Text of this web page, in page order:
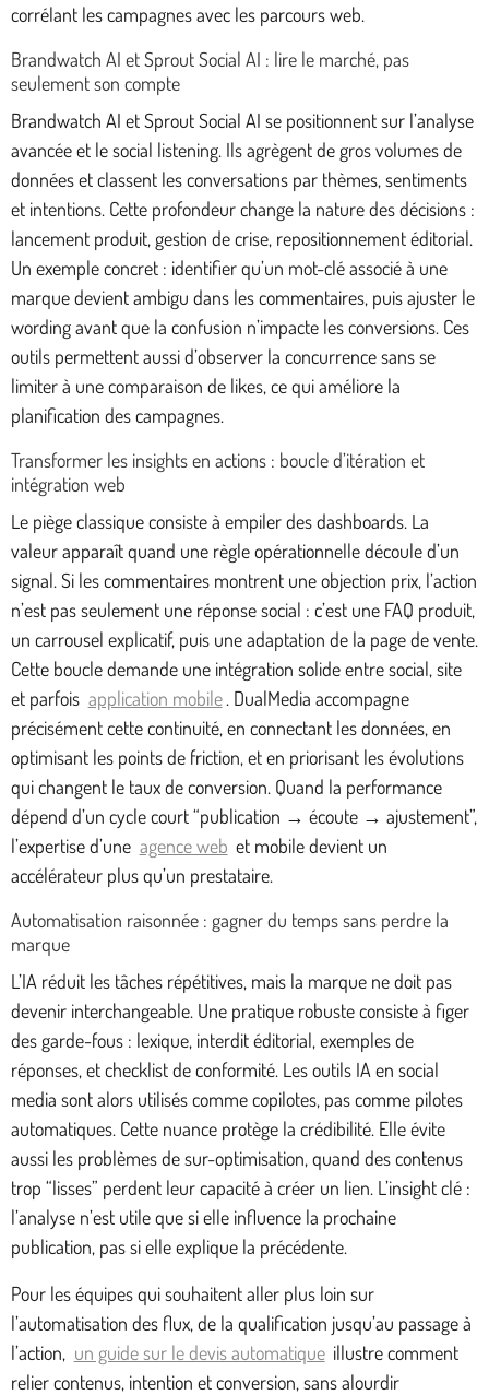
corrélant les campagnes avec les parcours web.
Brandwatch AI et Sprout Social AI : lire le marché, pas
seulement son compte
Brandwatch AI et Sprout Social AI se positionnent sur l’analyse
avancée et le social listening. Ils agrègent de gros volumes de
données et classent les conversations par thèmes, sentiments
et intentions. Cette profondeur change la nature des décisions :
lancement produit, gestion de crise, repositionnement éditorial.
Un exemple concret : identifier qu’un mot-clé associé à une
marque devient ambigu dans les commentaires, puis ajuster le
wording avant que la confusion n’impacte les conversions. Ces
outils permettent aussi d’observer la concurrence sans se
limiter à une comparaison de likes, ce qui améliore la
planification des campagnes.
Transformer les insights en actions : boucle d’itération et
intégration web
Le piège classique consiste à empiler des dashboards. La
valeur apparaît quand une règle opérationnelle découle d’un
signal. Si les commentaires montrent une objection prix, l’action
n’est pas seulement une réponse social : c’est une FAQ produit,
un carrousel explicatif, puis une adaptation de la page de vente.
Cette boucle demande une intégration solide entre social, site
et parfois application mobile . DualMedia accompagne
précisément cette continuité, en connectant les données, en
optimisant les points de friction, et en priorisant les évolutions
qui changent le taux de conversion. Quand la performance
dépend d’un cycle court “publication → écoute → ajustement”,
l’expertise d’une agence web et mobile devient un
accélérateur plus qu’un prestataire.
Automatisation raisonnée : gagner du temps sans perdre la
marque
L’IA réduit les tâches répétitives, mais la marque ne doit pas
devenir interchangeable. Une pratique robuste consiste à figer
des garde-fous : lexique, interdit éditorial, exemples de
réponses, et checklist de conformité. Les outils IA en social
media sont alors utilisés comme copilotes, pas comme pilotes
automatiques. Cette nuance protège la crédibilité. Elle évite
aussi les problèmes de sur-optimisation, quand des contenus
trop “lisses” perdent leur capacité à créer un lien. L’insight clé :
l’analyse n’est utile que si elle influence la prochaine
publication, pas si elle explique la précédente.
Pour les équipes qui souhaitent aller plus loin sur
l’automatisation des flux, de la qualification jusqu’au passage à
l’action, un guide sur le devis automatique illustre comment
relier contenus, intention et conversion, sans alourdir